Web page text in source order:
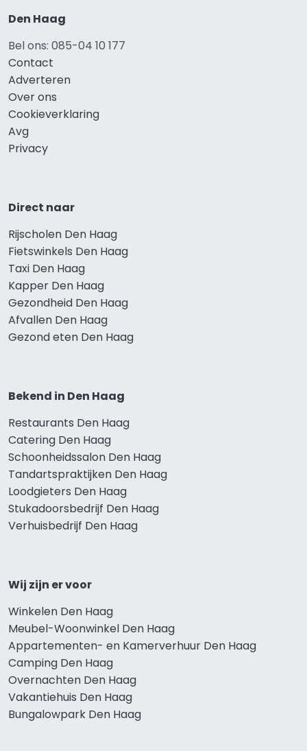
Den Haag
Bel ons: 085-04 10 177
Contact
Adverteren
Over ons
Cookieverklaring
Avg
Privacy
Direct naar
Rijscholen Den Haag
Fietswinkels Den Haag
Taxi Den Haag
Kapper Den Haag
Gezondheid Den Haag
Afvallen Den Haag
Gezond eten Den Haag
Bekend in Den Haag
Restaurants Den Haag
Catering Den Haag
Schoonheidssalon Den Haag
Tandartspraktijken Den Haag
Loodgieters Den Haag
Stukadoorsbedrijf Den Haag
Verhuisbedrijf Den Haag
Wij zijn er voor
Winkelen Den Haag
Meubel-Woonwinkel Den Haag
Appartementen- en Kamerverhuur Den Haag
Camping Den Haag
Overnachten Den Haag
Vakantiehuis Den Haag
Bungalowpark Den Haag